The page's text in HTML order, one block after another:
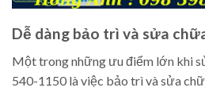
Dễ dàng bảo trì và sửa
Một trong những ưu điểm lớn khi
540-1150 là việc bảo trì và sửa